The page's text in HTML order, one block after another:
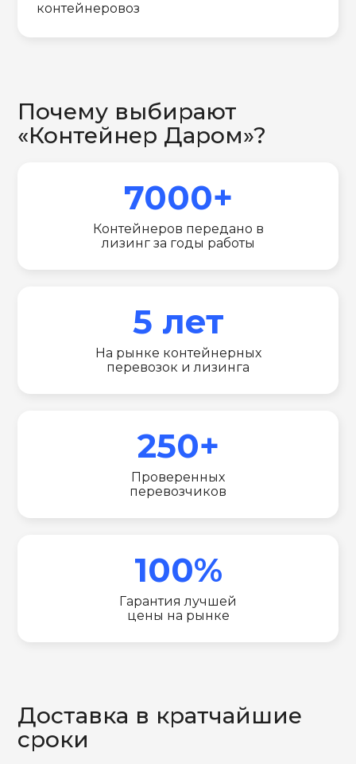
контейнеровоз
Почему выбирают
«Контейнер Даром»?
7000+
Контейнеров передано в
лизинг за годы работы
5 лет
На рынке контейнерных
перевозок и лизинга
250+
Проверенных
перевозчиков
100%
Гарантия лучшей
цены на рынке
Доставка в кратчайшие
сроки